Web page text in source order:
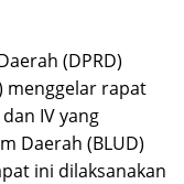
(DPRD)
menggelar rapat
IV yang
Daerah (BLUD)
ini dilaksanakan